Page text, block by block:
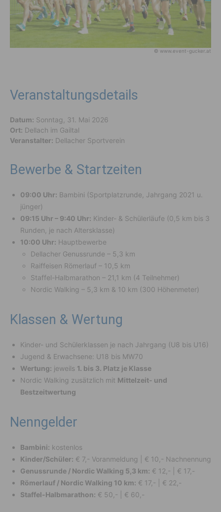
© www.event-gucker.at
Veranstaltungsdetails
Datum: Sonntag, 31. Mai 2026
Ort: Dellach im Gailtal
Veranstalter: Dellacher Sportverein
Bewerbe & Startzeiten
09:00 Uhr: Bambini (Sportplatzrunde, Jahrgang 2021 u.
jünger)
09:15 Uhr – 9:40 Uhr: Kinder- & Schülerläufe (0,5 km bis 3
Runden, je nach Altersklasse)
10:00 Uhr: Hauptbewerbe
Dellacher Genussrunde – 5,3 km
Raiffeisen Römerlauf – 10,5 km
Staffel-Halbmarathon – 21,1 km (4 Teilnehmer)
Nordic Walking – 5,3 km & 10 km (300 Höhenmeter)
Klassen & Wertung
Kinder- und Schülerklassen je nach Jahrgang (U8 bis U16)
Jugend & Erwachsene: U18 bis MW70
Wertung: jeweils 1. bis 3. Platz je Klasse
Nordic Walking zusätzlich mit Mittelzeit- und
Bestzeitwertung
Nenngelder
Bambini: kostenlos
Kinder/Schüler: € 7,- Voranmeldung | € 10,- Nachnennung
Genussrunde / Nordic Walking 5,3 km: € 12,- | € 17,-
Römerlauf / Nordic Walking 10 km: € 17,- | € 22,-
Staffel-Halbmarathon: € 50,- | € 60,-